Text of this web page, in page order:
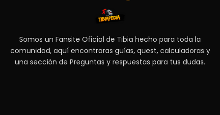
Somos un Fansite Oficial de Tibia hecho para toda la
comunidad, aquí encontraras guías, quest, calculadoras y
una sección de Preguntas y respuestas para tus dudas.